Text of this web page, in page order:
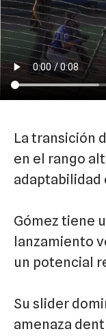
La transición
en el rango
adaptabilidad
Gómez tiene
lanzamiento
un potencial
Su slider
amenaza